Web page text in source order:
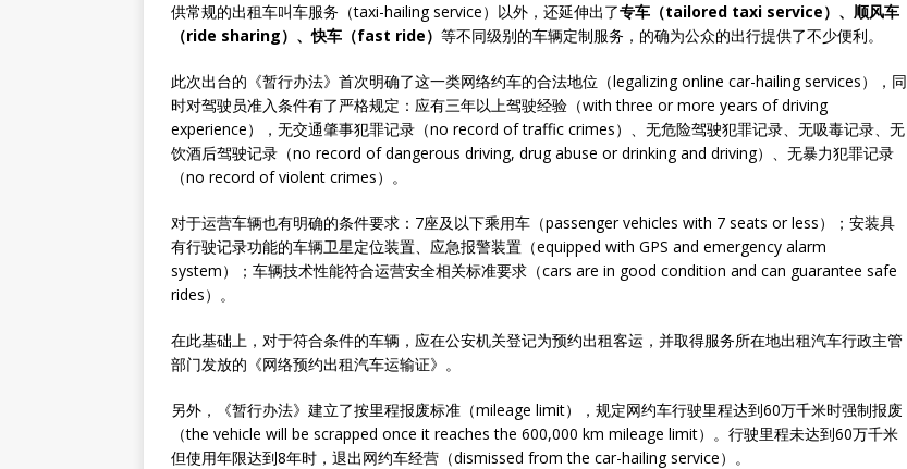
供常规的出租车叫车服务（taxi-hailing service）以外，还延伸出了专车（tailored taxi service）、顺风车
（ride sharing）、快车（fast ride） 等不同级别的车辆定制服务，的确为公众的出行提供了不少便利。
此次出台的《暂行办法》首次明确了这一类网络约车的合法地位（legalizing online car-hailing services），同
时对驾驶员准入条件有了严格规定：应有三年以上驾驶经验（with three or more years of driving
experience），无交通肇事犯罪记录（no record of traffic crimes）、无危险驾驶犯罪记录、无吸毒记录、无
饮酒后驾驶记录（no record of dangerous driving, drug abuse or drinking and driving）、无暴力犯罪记录
（no record of violent crimes）。
对于运营车辆也有明确的条件要求：7座及以下乘用车（passenger vehicles with 7 seats or less）；安装具
有行驶记录功能的车辆卫星定位装置、应急报警装置（equipped with GPS and emergency alarm
system）；车辆技术性能符合运营安全相关标准要求（cars are in good condition and can guarantee safe
rides）。
在此基础上，对于符合条件的车辆，应在公安机关登记为预约出租客运，并取得服务所在地出租汽车行政主管
部门发放的《网络预约出租汽车运输证》。
另外，《暂行办法》建立了按里程报废标准（mileage limit），规定网约车行驶里程达到60万千米时强制报废
（the vehicle will be scrapped once it reaches the 600,000 km mileage limit）。行驶里程未达到60万千米
但使用年限达到8年时，退出网约车经营（dismissed from the car-hailing service）。